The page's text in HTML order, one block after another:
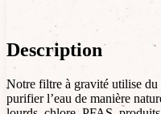
Description
Notre filtre à gravité utilise
purifier l’eau de manière